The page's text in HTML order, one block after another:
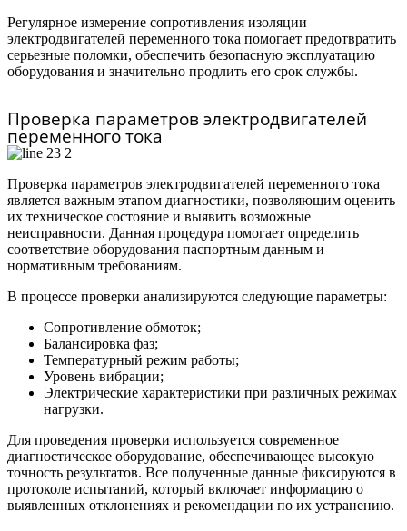
Регулярное измерение сопротивления изоляции
электродвигателей переменного тока помогает предотвратить
серьезные поломки, обеспечить безопасную эксплуатацию
оборудования и значительно продлить его срок службы.
Проверка параметров электродвигателей
переменного тока
Проверка параметров электродвигателей переменного тока
является важным этапом диагностики, позволяющим оценить
их техническое состояние и выявить возможные
неисправности. Данная процедура помогает определить
соответствие оборудования паспортным данным и
нормативным требованиям.
В процессе проверки анализируются следующие параметры:
Сопротивление обмоток;
Балансировка фаз;
Температурный режим работы;
Уровень вибрации;
Электрические характеристики при различных режимах
нагрузки.
Для проведения проверки используется современное
диагностическое оборудование, обеспечивающее высокую
точность результатов. Все полученные данные фиксируются в
протоколе испытаний, который включает информацию о
выявленных отклонениях и рекомендации по их устранению.